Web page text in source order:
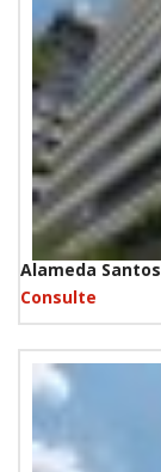
Alameda
Consulte